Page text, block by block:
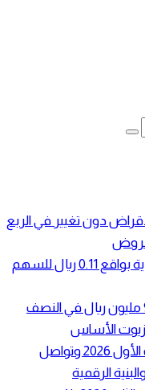
دون تغيير في الربع
ثوب الأصيل تقر توزيع أرباح نقدية بواقع 0.11 ريال للسهم
تضاعف أرباحها إلى 992 مليون ريال في النصف
stc تؤكد قوة أدائها في النصف الأول 2026 وتواصل
الرقمية